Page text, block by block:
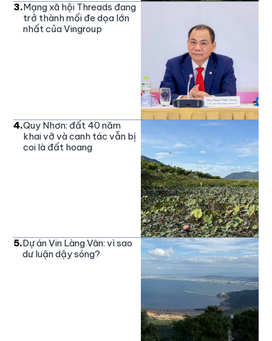
3.Mạng xã hội Threads đang
trở thành mối đe dọa lớn
nhất của Vingroup
4.Quy Nhơn: đất 40 năm
khai vỡ và canh tác vẫn bị
coi là đất hoang
5.Dự án Vin Làng Vân: vì sao
dư luận dậy sóng?